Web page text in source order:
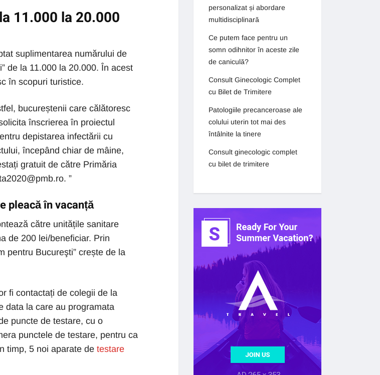
11.000 la 20.000
suplimentarea numărului de
de la 11.000 la 20.000. În acest
în scopuri turistice.
bucureștenii care călătoresc
înscrierea în proiectul
depistarea infectării cu
începând chiar de mâine,
gratuit de către Primăria
”
pleacă în vacanță
către unitățile sanitare
de 200 lei/beneficiar. Prin
pentru Bucureşti” crește de la
fi contactați de colegii de la
data la care au programata
puncte de testare, cu o
punctele de testare, pentru ca
timp, 5 noi aparate de testare
personalizat și abordare
multidisciplinară
Ce putem face pentru un
somn odihnitor în aceste zile
de caniculă?
Consult Ginecologic Complet
cu Bilet de Trimitere
Patologiile precanceroase ale
colului uterin tot mai des
întâlnite la tinere
Consult ginecologic complet
cu bilet de trimitere